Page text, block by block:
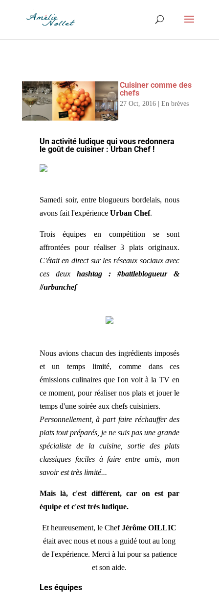
Cuisiner comme des
chefs
27 Oct, 2016 |En brèves
Un activité ludique qui vous redonnera
le goût de cuisiner : Urban Chef!
Samedi soir, entre blogueurs bordelais, nous
avons fait l'expérience Urban Chef.
Trois équipes en compétition se sont
affrontées pour réaliser 3 plats originaux.
C'était en direct sur les réseaux sociaux avec
ces deuxhashtag : #battleblogueur &
#urbanchef
Nous avions chacun des ingrédients imposés
et un temps limité, comme dans ces
émissions culinaires que l'on voit à la TV en
ce moment, pour réaliser nos plats et jouer le
temps d'une soirée aux chefs cuisiniers.
Personnellement, à part faire réchauffer des
plats tout préparés, je ne suis pas une grande
spécialiste de la cuisine, sortie des plats
classiques faciles à faire entre amis, mon
savoir est très limité...
Mais là, c'est différent, car on est par
équipe et c'est très ludique.
Et heureusement, le ChefJérôme OILLIC
était avec nous et nous a guidé tout au long
de l'expérience. Merci à lui pour sa patience
et son aide.
Les équipes